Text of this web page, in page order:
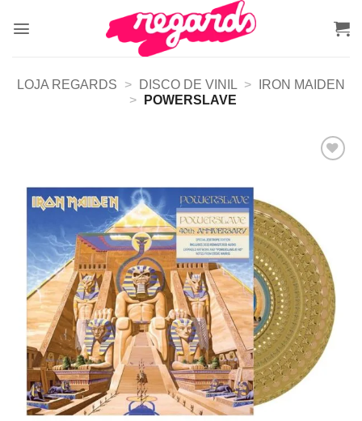
LOJA REGARDS > DISCO DE VINIL >
IRON MAIDEN
>
POWERSLAVE